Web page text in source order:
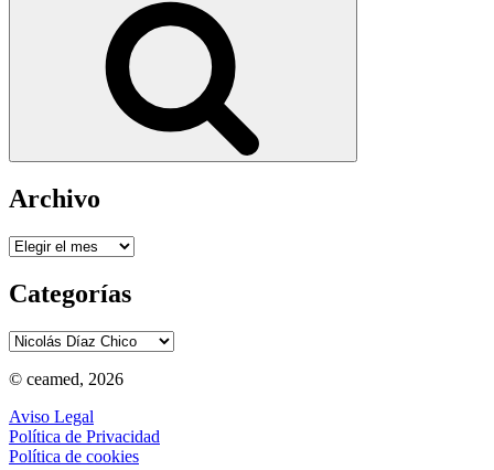
Archivo
Archivo
Categorías
Categorías
© ceamed, 2026
Aviso Legal
Política de Privacidad
Política de cookies